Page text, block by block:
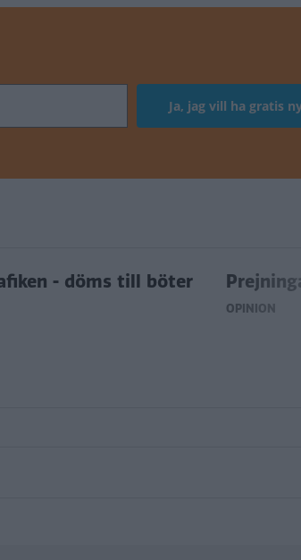
- döms till böter
OPINION